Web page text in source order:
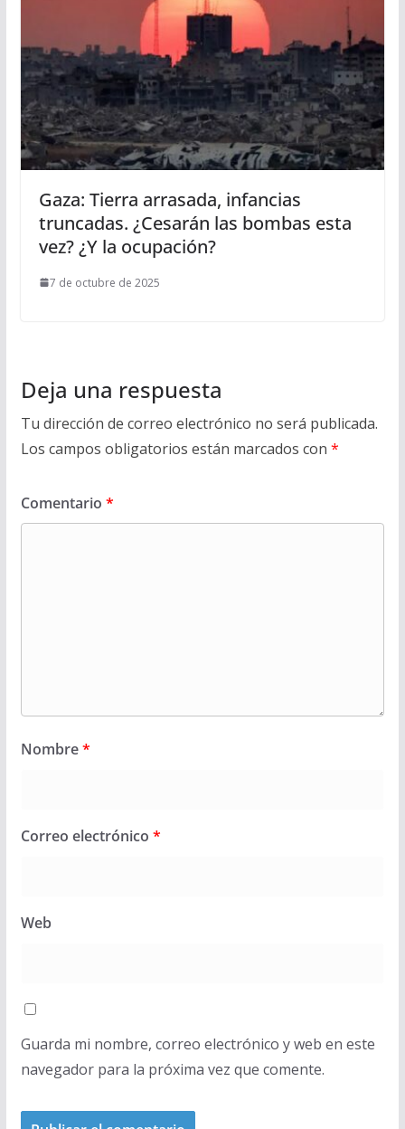
Gaza: Tierra arrasada, infancias
truncadas. ¿Cesarán las bombas esta
vez? ¿Y la ocupación?
7 de octubre de 2025
Deja una respuesta
Tu dirección de correo electrónico no será publicada.
Los campos obligatorios están marcados con *
Comentario *
Nombre*
Correo electrónico *
Web
Guarda mi nombre, correo electrónico y web en este
navegador para la próxima vez que comente.